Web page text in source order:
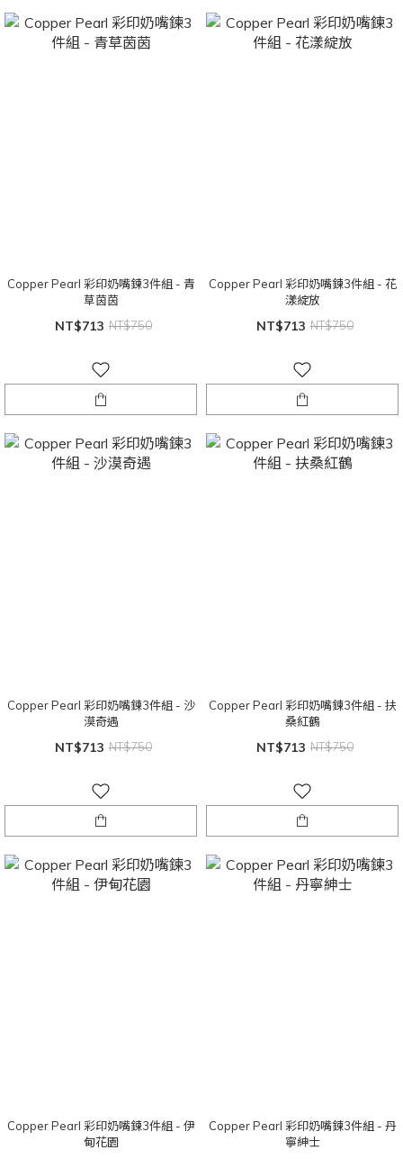
Copper Pearl 彩印奶嘴鍊3件組 - 青
草茵茵
NT$713 NT$750
Copper Pearl 彩印奶嘴鍊3件組 - 花
漾綻放
NT$713 NT$750
Copper Pearl 彩印奶嘴鍊3件組 - 沙
漠奇遇
NT$713 NT$750
Copper Pearl 彩印奶嘴鍊3件組 - 扶
桑紅鶴
NT$713 NT$750
Copper Pearl 彩印奶嘴鍊3件組 - 伊
甸花園
Copper Pearl 彩印奶嘴鍊3件組 - 丹
寧紳士